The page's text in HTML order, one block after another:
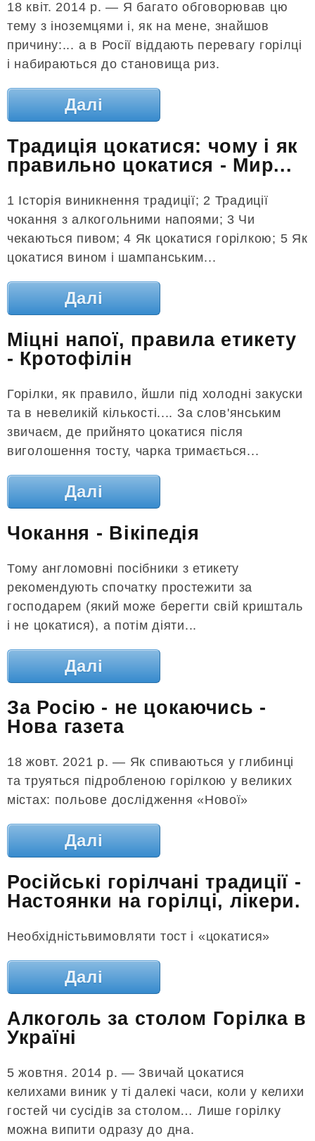
18 квіт. 2014 р. — Я багато обговорював цю
тему з іноземцями і, як на мене, знайшов
причину:... а в Росії віддають перевагу горілці
і набираються до становища риз.
Далі
Традиція цокатися: чому і як
правильно цокатися - Мир...
1 Історія виникнення традиції; 2 Традиції
чокання з алкогольними напоями; 3 Чи
чекаються пивом; 4 Як цокатися горілкою; 5 Як
цокатися вином і шампанським...
Далі
Міцні напої, правила етикету
- Кротофілін
Горілки, як правило, йшли під холодні закуски
та в невеликій кількості.... За слов'янським
звичаєм, де прийнято цокатися після
виголошення тосту, чарка тримається...
Далі
Чокання - Вікіпедія
Тому англомовні посібники з етикету
рекомендують спочатку простежити за
господарем (який може берегти свій кришталь
і не цокатися), а потім діяти...
Далі
За Росію - не цокаючись -
Нова газета
18 жовт. 2021 р. — Як спиваються у глибинці
та труяться підробленою горілкою у великих
містах: польове дослідження «Нової»
Далі
Російські горілчані традиції -
Настоянки на горілці, лікери.
Необхідністьвимовляти тост і «цокатися»
Далі
Алкоголь за столом Горілка в
Україні
5 жовтня. 2014 р. — Звичай цокатися
келихами виник у ті далекі часи, коли у келихи
гостей чи сусідів за столом… Лише горілку
можна випити одразу до дна.